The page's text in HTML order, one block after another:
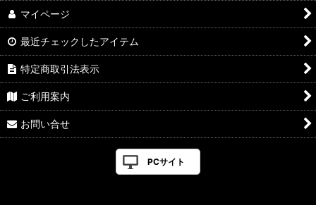
マイページ
最近チェックしたアイテム
特定商取引法表示
ご利用案内
お問い合せ
PCサイト